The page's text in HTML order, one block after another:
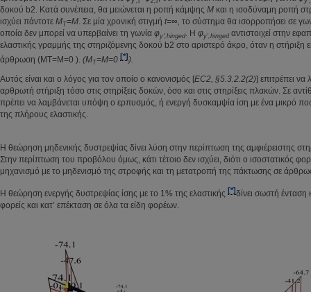
δοκού b2. Κατά συνέπεια, θα μειώνεται η ροπή κάμψης M και η ισοδύναμη ροπή
ισχύει πάντοτε MT=M. Σε μία χρονική στιγμή t=∞, το σύστημα θα ισορροπήσει σε
οποία δεν μπορεί να υπερβαίνει τη γωνία φy', hinged. Η φy', hinged αντιστοιχεί στην
ελαστικής γραμμής της στηριζόμενης δοκού b2 στο αριστερό άκρο, όταν η στήριξη
άρθρωση (MT=M=0 ). (MT=M=0 [*] ).
Αυτός είναι και ο λόγος για τον οποίο ο κανονισμός [EC2, §5.3.2.2(2)] επιτρέπει να
αρθρωτή στήριξη τόσο στις στηρίξεις δοκών, όσο και στις στηρίξεις πλακών. Σε
πρέπει να λαμβάνεται υπόψη ο ερπυσμός, ή ενεργή δυσκαμψία ίση με ένα μικρό
της πλήρους ελαστικής.
Η θεώρηση μηδενικής δυστρεψίας δίνει λύση στην περίπτωση της αμφιέρειστης
Στην περίπτωση του προβόλου όμως, κάτι τέτοιο δεν ισχύει, διότι ο ισοστατικός
μηχανισμό με το μηδενισμό της στροφής και τη μετατροπή της πάκτωσης σε
Η θεώρηση ενεργής δυστρεψίας ίσης με το 1% της ελαστικής [*]δίνει σωστή ένταση
φορείς και κατ’ επέκταση σε όλα τα είδη φορέων.